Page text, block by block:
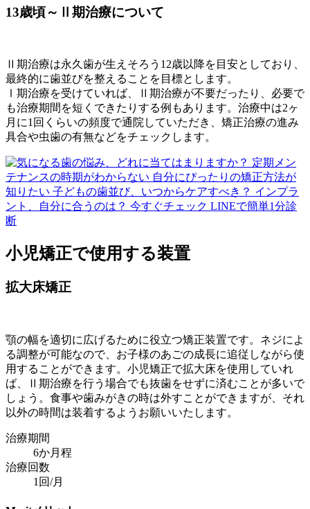
13歳頃～ Ⅱ期治療について
Ⅱ期治療は永久歯が生えそろう12歳以降を目安としており、
最終的に歯並びを整えることを目標とします。
Ⅰ期治療を受けていれば、Ⅱ期治療が不要だったり、必要で
も治療期間を短くできたりする例もあります。治療中は2ヶ
月に1回くらいの頻度で通院していただき、矯正治療の進み
具合や虫歯の有無などをチェックします。
小児矯正で使用する装置
拡大床矯正
顎の幅を適切に広げるために役立つ矯正装置です。ネジによ
る調整が可能なので、お子様のあごの成長に追従しながら使
用することができます。小児矯正で拡大床を使用していれ
ば、Ⅱ期治療を行う場合でも抜歯をせずに済むことが多いで
しょう。食事や歯みがきの時は外すことができますが、それ
以外の時間は装着するようお願いいたします。
治療期間
6か月程
治療回数
1回/月